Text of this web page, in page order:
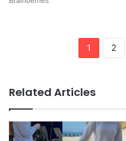
1 2
Related Articles